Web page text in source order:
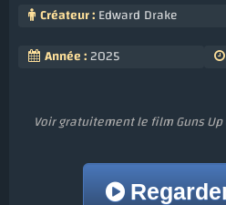
Créateur :Edward Drake
Année :2025
Voir gratuitement le film Guns Up